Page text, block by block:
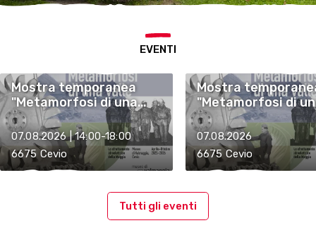
EVENTI
Mostra temporanea
"Metamorfosi di una
valle - Lo sfruttamento
idroelettrico della
Maggia"
07.08.2026 | 14:00-18:00
6675 Cevio
Mostra
"Metamorfosi di
valle - Lo
idroelettrico della
Maggia"
07.08.2026
6675 Cevio
Tutti gli eventi